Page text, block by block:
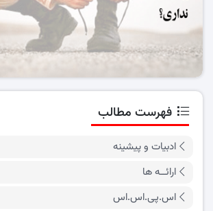
فهرست مطالب
ادبیات و پیشینه
ارائــه ها
اس.پی.اس.اس